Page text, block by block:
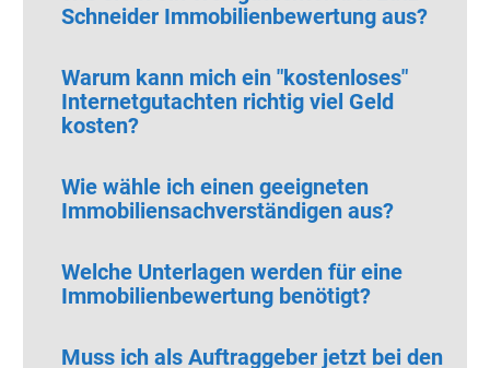
Schneider Immobilienbewertung aus?
Warum kann mich ein "kostenloses"
Internetgutachten richtig viel Geld
kosten?
Wie wähle ich einen geeigneten
Immobiliensachverständigen aus?
Welche Unterlagen werden für eine
Immobilienbewertung benötigt?
Muss ich als Auftraggeber jetzt bei den